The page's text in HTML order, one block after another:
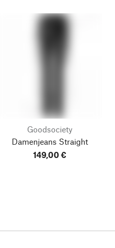
Goodsociety
Damenjeans Straight
149,00 €